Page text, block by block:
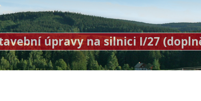
úpravy na silnici I/27